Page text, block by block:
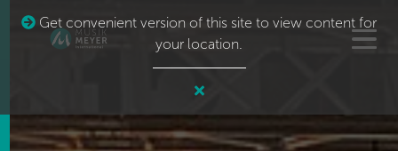
Get convenient version of this site to view content for
your location.